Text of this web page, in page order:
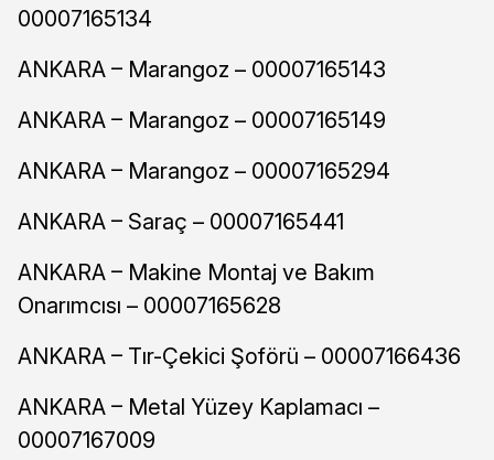
00007165134
ANKARA – Marangoz – 00007165143
ANKARA – Marangoz – 00007165149
ANKARA – Marangoz – 00007165294
ANKARA – Saraç – 00007165441
ANKARA – Makine Montaj ve Bakım
Onarımcısı – 00007165628
ANKARA – Tır-Çekici Şoförü – 00007166436
ANKARA – Metal Yüzey Kaplamacı –
00007167009